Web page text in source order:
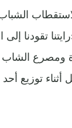
ومصرع
أثناء توزيع